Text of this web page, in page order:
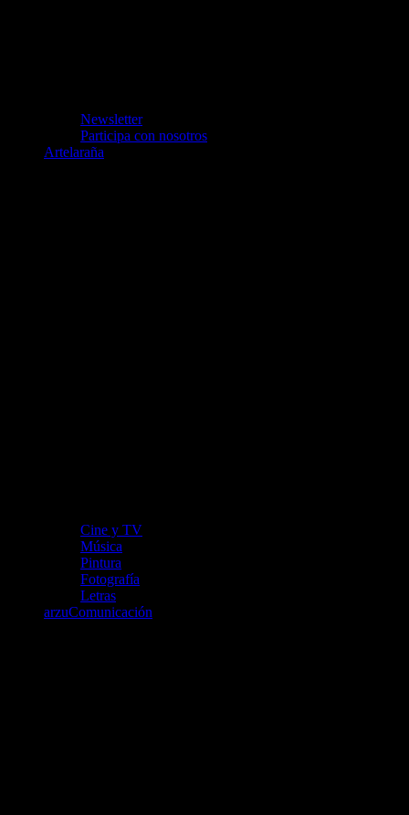
Newsletter
Participa con nosotros
Artelaraña
Cine y TV
Música
Pintura
Fotografía
Letras
arzuComunicación